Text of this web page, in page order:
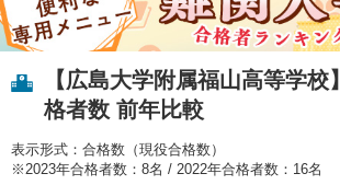
【広島大学附属福山高等学
格者数 前年比較
表示形式：合格数（現役合格数）
※2023年合格者数：8名 / 2022年合格者数：16名